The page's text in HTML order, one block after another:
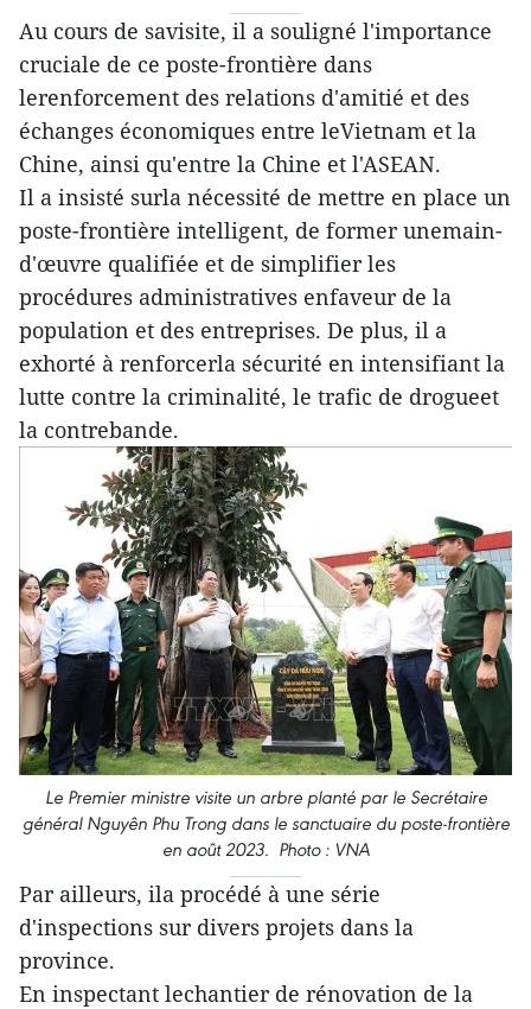
Au cours de savisite, il a souligné l'importance
cruciale de ce poste-frontière dans
lerenforcement des relations d'amitié et des
échanges économiques entre leVietnam et la
Chine, ainsi qu'entre la Chine et l'ASEAN.
Il a insisté surla nécessité de mettre en place un
poste-frontière intelligent, de former unemain-
d'œuvre qualifiée et de simplifier les
procédures administratives enfaveur de la
population et des entreprises. De plus, il a
exhorté à renforcerla sécurité en intensifiant la
lutte contre la criminalité, le trafic de drogueet
la contrebande.
Le Premier ministre visite un arbre planté par le Secrétaire
général Nguyên Phu Trong dans le sanctuaire du poste-frontière
en août 2023. Photo : VNA
Par ailleurs, ila procédé à une série
d'inspections sur divers projets dans la
province.
En inspectant lechantier de rénovation de la